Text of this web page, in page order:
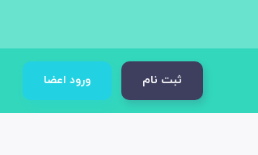
ثبت نام ورود اعضا